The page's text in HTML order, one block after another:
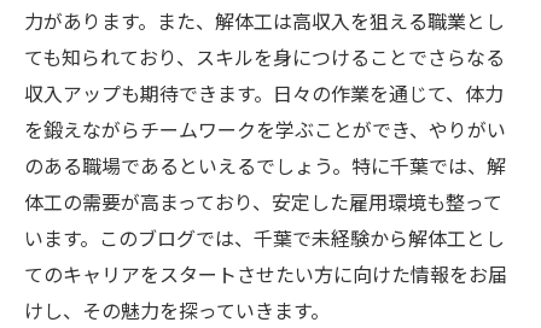
力があります。また、解体工は高収入を狙える職業とし
ても知られており、スキルを身につけることでさらなる
収入アップも期待できます。日々の作業を通じて、体力
を鍛えながらチームワークを学ぶことができ、やりがい
のある職場であるといえるでしょう。特に千葉では、解
体工の需要が高まっており、安定した雇用環境も整って
います。このブログでは、千葉で未経験から解体工とし
てのキャリアをスタートさせたい方に向けた情報をお届
けし、その魅力を探っていきます。